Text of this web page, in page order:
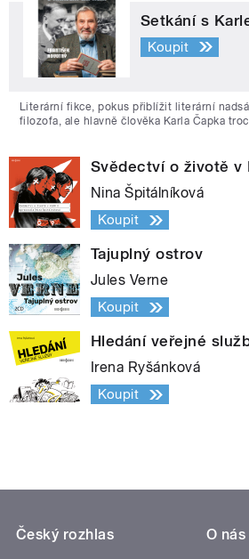
Setkání s
Koupit
Literární fikce, pokus přiblížit literární
filozofa, ale hlavně člověka Karla Čapka
Svědectví o životě v
Nina Špitálníková
Koupit
Tajuplný ostrov
Jules Verne
Koupit
Hledání veřejné
Irena Ryšánková
Koupit
Český rozhlas
O nás